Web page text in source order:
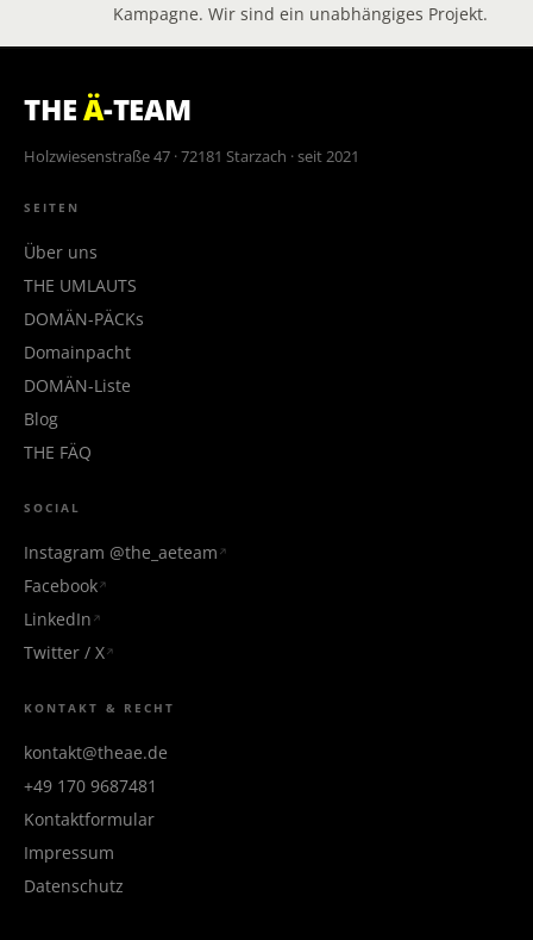
Kampagne. Wir sind ein unabhängiges Projekt.
THEÄ-TEAM
Holzwiesenstraße 47 · 72181 Starzach · seit 2021
SEITEN
Über uns
THE UMLAUTS
DOMÄN-PÄCKs
Domainpacht
DOMÄN-Liste
Blog
THE FÄQ
SOCIAL
Instagram @the_aeteam
Facebook
LinkedIn
Twitter / X
KONTAKT & RECHT
kontakt@theae.de
+49 170 9687481
Kontaktformular
Impressum
Datenschutz